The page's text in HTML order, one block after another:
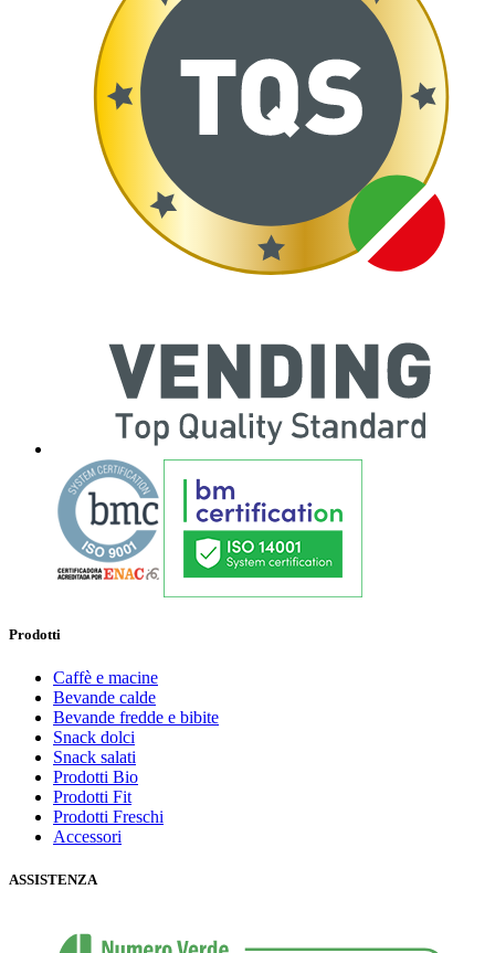
Prodotti
Caffè e macine
Bevande calde
Bevande fredde e bibite
Snack dolci
Snack salati
Prodotti Bio
Prodotti Fit
Prodotti Freschi
Accessori
ASSISTENZA